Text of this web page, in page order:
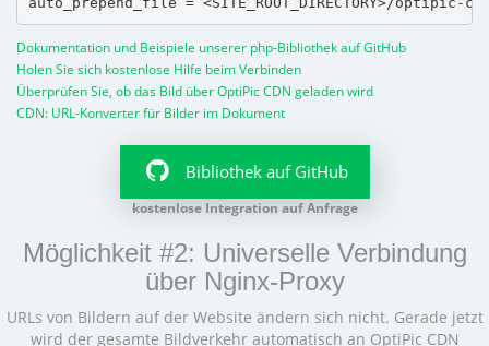
Dokumentation und Beispiele unserer php-Bibliothek auf GitHub
Holen Sie sich kostenlose Hilfe beim Verbinden
Überprüfen Sie, ob das Bild über OptiPic CDN geladen wird
CDN: URL-Konverter für Bilder im Dokument
Bibliothek auf GitHub
kostenlose Integration auf Anfrage
Möglichkeit #2: Universelle Verbindung
über Nginx-Proxy
URLs von Bildern auf der Website ändern sich nicht. Gerade jetzt
wird der gesamte Bildverkehr automatisch an OptiPic CDN